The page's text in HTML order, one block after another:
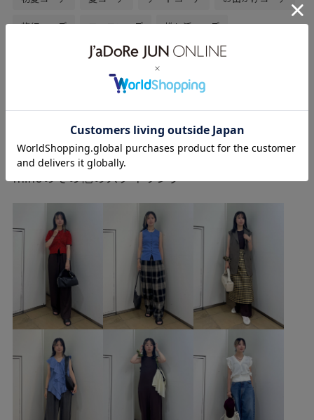
旅行コーデ フェスコーデ 推し活コーデ
大人カジュアル レイヤード
体型カバー カジュアルコーデ
ADAM ET ROPÉ ウェーブ ブルべ冬 敏感
スカート バッグ
ショルダーバッグ シューズ
2026ceremonybi_item 26SS40 Exclusive_GW
MAURIZIO MYKONOS Miller
Wshoes_pickup ふっくら アダムエロぺ雑貨
アンダーウェア シルク シンプル シープレザー
スッキリ セットアップ
セットアップ対象商品 タイト デイリーで活躍
ドロストデザイン バックスリット バランスが良い
mihoのその他のスタイリング